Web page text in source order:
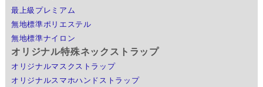
最上級プレミアム
無地標準ポリエステル
無地標準ナイロン
オリジナル特殊ネックストラップ
オリジナルマスクストラップ
オリジナルスマホハンドストラップ